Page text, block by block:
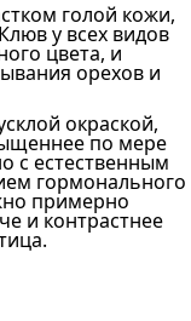
голой кожи,
у всех видов
цвета, и
орехов и
окраской,
по мере
с естественным
гормонального
примерно
и контрастнее